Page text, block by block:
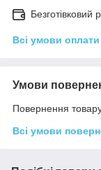
Безготівковий
Всі умови оплати
Умови
Повернення
Всі умови